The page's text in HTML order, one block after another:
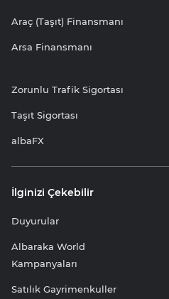
Araç (Taşıt) Finansmanı
Arsa Finansmanı
Zorunlu Trafik Sigortası
Taşıt Sigortası
albaFX
İlginizi Çekebilir
Duyurular
Albaraka World
Kampanyaları
Satılık Gayrimenkuller